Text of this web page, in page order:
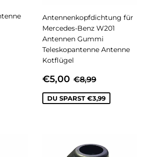
Antennenkopfdichtung für
Mercedes-Benz W201
Antennen Gummi
Teleskopantenne Antenne
Kotflügel
SONDERPREIS
€5,00 €5,00
NORMALER
€8,99
DU SPARST €3,99